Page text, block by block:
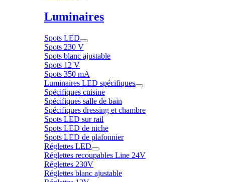
Luminaires
Spots LED
Spots 230 V
Spots blanc ajustable
Spots 12 V
Spots 350 mA
Luminaires LED spécifiques
Spécifiques cuisine
Spécifiques salle de bain
Spécifiques dressing et chambre
Spots LED sur rail
Spots LED de niche
Spots LED de plafonnier
Réglettes LED
Réglettes recoupables Line 24V
Réglettes 230V
Réglettes blanc ajustable